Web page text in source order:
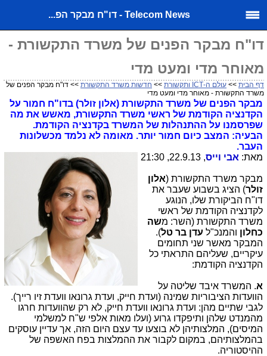
Telecom News - דו"ח מבקר הפ...
דו"ח מבקר הפנים של משרד התקשורת -
מאוחר מדי ומעט מדי
דף הבית >> עולם ה-ICT ותקשורת >> חדשות משרד התקשורת >> דו"ח מבקר הפנים של
משרד התקשורת - מאוחר מדי ומעט מדי
מבקר הפנים של משרד התקשורת (אלון זולר) בדו"ח חמור על
הקדנציה הקודמת של ראשי משרד התקשורת, מאשש את מה
שפרסמנו על ההתנהלות של המשרד בקדנציה הקודמת.
הבעיה: המצב כיום חמור יותר. מאומה לא נלמד מכשלונות
העבר.
מאת: אבי וייס, 22.9.13, 21:30
מבקר משרד התקשורת (אלון
זולר) הציג בשבוע שעבר את
דו"ח הביקורת שלו, הנוגע
לקדנציה הקודמת של ראשי
משרד התקשורת (השר: משה
כחלון והמנכ"ל עדן בר טל).
המבקר מאשר שני תחומים
עיקריים, שעליהם התראתי כל
הקדנציה הקודמת:
א. המשרד איבד שליטה על
הוועדות הציבוריות שמינה (ועדת חייק, ועדת גרונאו וועדת זיו רייך).
לגבי שתיים מהן: ועדת גרונאו וועדת חייק, לא רק שהוועדות חרגו
מהמנדט שלהן ותיפקדו גרוע (ועלו מאות אלפי ש"ח למשלמי
המיסים), המלצותיהן לא בוצעו עד עצם היום הזה, אך עדיין עוסקים
בהמלצותיהם, במקום לקבור את ההמלצות בפח האשפה של
ההיסטוריה.